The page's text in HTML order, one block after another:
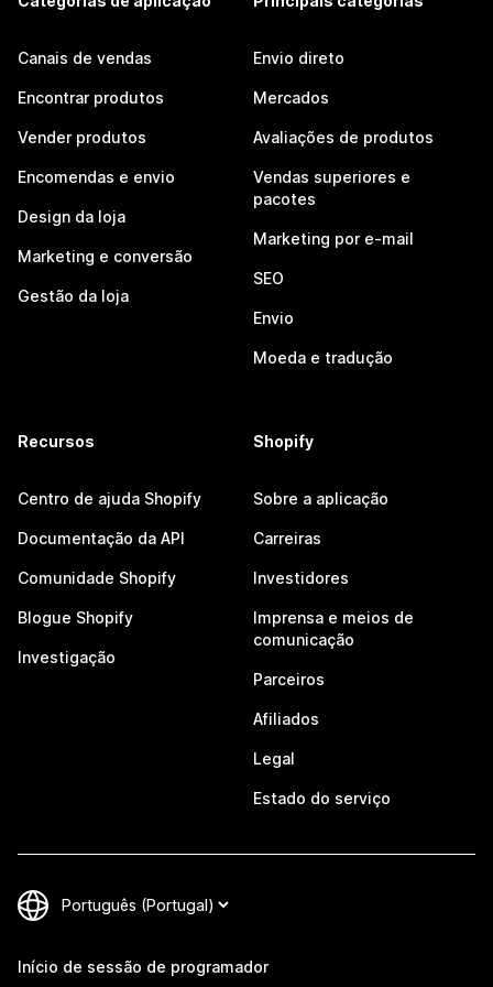
Canais de vendas
Encontrar produtos
Vender produtos
Encomendas e envio
Design da loja
Marketing e conversão
Gestão da loja
Envio direto
Mercados
Avaliações de produtos
Vendas superiores e
pacotes
Marketing por e-mail
SEO
Envio
Moeda e tradução
Recursos
Centro de ajuda Shopify
Documentação da API
Comunidade Shopify
Blogue Shopify
Investigação
Shopify
Sobre a aplicação
Carreiras
Investidores
Imprensa e meios de
comunicação
Parceiros
Afiliados
Legal
Estado do serviço
Início de sessão de programador